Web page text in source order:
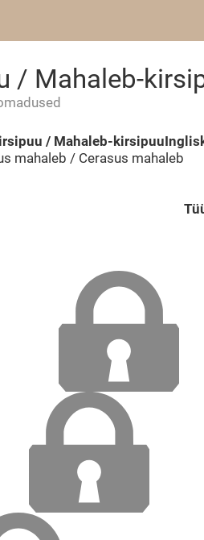
/ Mahaleb-
/ Mahaleb-kirsipuu
mahaleb / Cerasus mahaleb